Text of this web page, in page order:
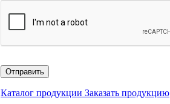
Отправить
Каталог продукции Заказать продукцию